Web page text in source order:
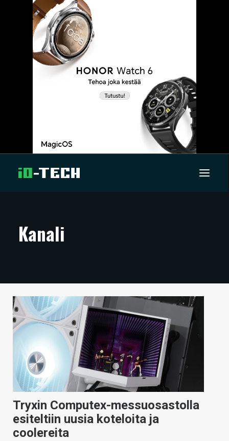
ARTIKKELIT
TECHBBS
TIETOA
HINTA.FI
KAUPPA
VAIHDA TEEMA
HAKU
Kanali
Tryxin Computex-messuosastolla
esiteltiin uusia koteloita ja
coolereita